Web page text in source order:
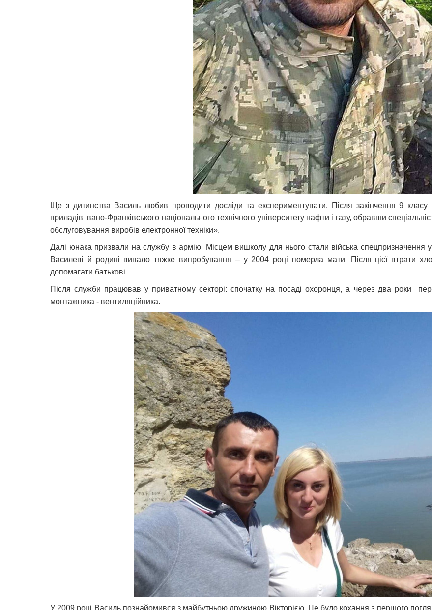
Ще з дитинства Василь любив проводити досліди та експериментувати. Після закінчення 9
приладів Івано-Франківського національного технічного університету нафти і газу, обравши
обслуговування виробів електронної техніки».
Далі юнака призвали на службу в армію. Місцем вишколу для нього стали війська спецпризначення у
Василеві й родині випало тяжке випробування – у 2004 році померла мати. Після цієї втрати
допомагати батькові.
Після служби працював у приватному секторі: спочатку на посаді охоронця, а через два роки
монтажника - вентиляційника.
У 2009 році Василь познайомився з майбутньою дружиною Вікторією. Це було кохання з першого